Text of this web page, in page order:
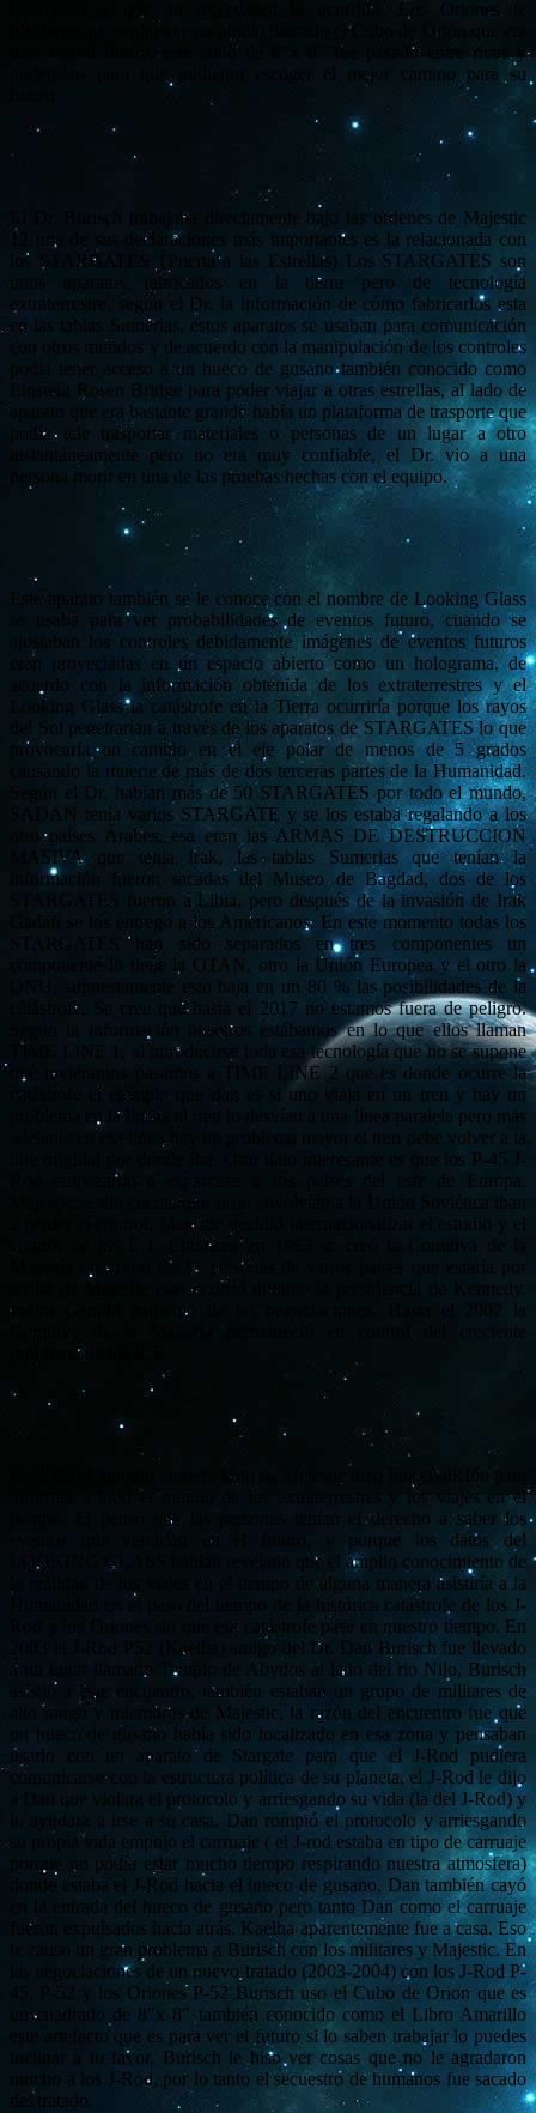
lastimadas y que no recordasen lo ocurrido. Los Oriones le
regalaron a Eisenhower un objeto llamado el Cubo de Orión que era
para ver el futuro, este cubo de 8″x 8″ fue pasado entre ricos y
poderosos para que pudieran escoger el mejor camino para su
El Dr. Burisch trabajaba directamente bajo las ordenes de Majestic
12 una de sus declaraciones más importantes es la relacionada con
los STARGATES {Puerta a las Estrellas) Los STARGATES son
unos aparatos fabricados en la tierra pero de tecnología
extraterrestre, según el Dr. la información de cómo fabricarlos esta
en las tablas Sumerias, estos aparatos se usaban para comunicación
con otros mundos y de acuerdo con la manipulación de los controles
podía tener acceso a un hueco de gusano también conocido como
Einstein Rosen Bridge para poder viajar a otras estrellas, al lado de
aparato que era bastante grande había un plataforma de trasporte que
podía tele trasportar materiales o personas de un lugar a otro
instantáneamente pero no era muy confiable, el Dr. vio a una
persona morir en una de las pruebas hechas con el equipo.
Este aparato también se le conoce con el nombre de Looking Glass
se usaba para ver probabilidades de eventos futuro, cuando se
ajustaban los controles debidamente imágenes de eventos futuros
eran proyectadas en un espacio abierto como un holograma, de
acuerdo con la información obtenida de los extraterrestres y el
Looking Glass la catástrofe en la Tierra ocurriría porque los rayos
del Sol penetrarían a través de los aparatos de STARGATES lo que
provocaría un cambio en el eje polar de menos de 5 grados
causando la muerte de más de dos terceras partes de la Humanidad.
Según el Dr. habían más de 50 STARGATES por todo el mundo,
SADAN tenía varios STARGATE y se los estaba regalando a los
otro países Árabes, esa eran las ARMAS DE DESTRUCCION
MASIVA que tenia Irak, las tablas Sumerias que tenían la
información fueron sacadas del Museo de Bagdad, dos de los
STARGATES fueron a Libia, pero después de la invasión de Irak
Gadafi se los entrego a los Americanos. En este momento todas los
STARGATES han sido separados en tres componentes un
componente lo tiene la OTAN, otro la Unión Europea y el otro la
ONU, supuestamente esto baja en un 80 % las posibilidades de la
catástrofe. Se cree que hasta el 2017 no estamos fuera de peligro.
Según la información nosotros estábamos en lo que ellos llaman
TIME LINE 1, al introducirse toda esa tecnología que no se supone
que tuviéramos pasamos a TIME LINE 2 que es donde ocurre la
catástrofe el ejemplo que dan es si uno viaja en un tren y hay un
problema en la líneas el tren lo desvían a una línea paralela pero más
adelante en esa línea hay un problema mayor el tren debe volver a la
line original por donde iba. Otro dato interesante es que los P-45 J-
Rod empezaron a esparcirse a los países del este de Europa,
Majestic se dio cuenta que si no envolvían a la Unión Soviética iban
a perder el control, Majestic decidió internacionalizar el estudio y el
control de los E.T. Entonces en 1963 se creó la Comitiva de la
Mayoría un grupo de 33 personas de varios países que estaría por
arriba de Majestic esto ocurrió durante la presidencia de Kennedy.
Indira Gandhi participo de las negociaciones. Hasta el 2002 la
problema de los E.T.
En 2002 el antiguo numero Uno de Mejestic hizo una coalición para
informar a todo el mundo de los extraterrestres y los viajes en el
tiempo. El pensó que las personas tenían el derecho a saber los
eventos que vendrían en el futuro, y porque los datos del
LOOKING GLASS habían revelado que el amplio conocimiento de
la realidad de los viajes en el tiempo de alguna manera asistiría a la
Humanidad en el paso del tiempo de la histórica catástrofe de los J-
Rod y los Oriones sin que esa catástrofe pase en nuestro tiempo. En
2003 el J-Rod P52 (Kaelha) amigo del Dr. Dan Burisch fue llevado
a un lugar llamado Templo de Abydos al lado del rio Nilo, Burisch
asistió a este encuentro, también estaban un grupo de militares de
alto rango y miembros de Majestic, la razón del encuentro fue que
un hueco de gusano había sido localizado en esa zona y pensaban
usarlo con un aparato de Stargate para que el J-Rod pudiera
comunicarse con la estructura política de su planeta, el J-Rod le dijo
a Dan que violara el protocolo y arriesgando su vida (la del J-Rod) y
lo ayudara a irse a su casa, Dan rompió el protocolo y arriesgando
su propia vida empujo el carruaje ( el J-rod estaba en tipo de carruaje
porque no podía estar mucho tiempo respirando nuestra atmosfera)
donde estaba el J-Rod hacia el hueco de gusano, Dan también cayó
en la entrada del hueco de gusano pero tanto Dan como el carruaje
fueron expulsados hacia atrás. Kaelha aparentemente fue a casa. Eso
le causo un gran problema a Burisch con los militares y Majestic. En
las negociaciones de un nuevo tratado (2003-2004) con los J-Rod P-
45, P-52 y los Oriones P-52 Burisch uso el Cubo de Orion que es
un cuadrado de 8″x 8″ también conocido como el Libro Amarillo
este artefacto que es para ver el futuro si lo saben trabajar lo puedes
inclinar a tu favor, Burisch le hiso ver cosas que no le agradaron
mucho a los J-Rod, por lo tanto el secuestro de humanos fue sacado
del tratado.